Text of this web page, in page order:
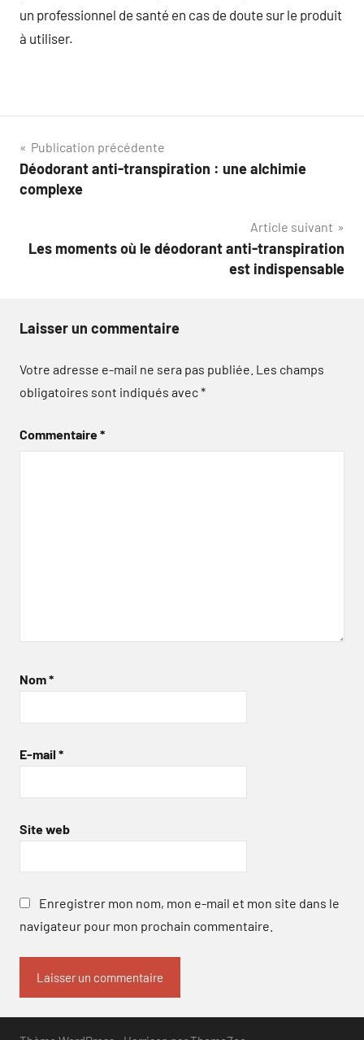
un professionnel de santé en cas de doute sur le produit
à utiliser.
Navigation
de
Publication précédente
Déodorant anti-transpiration : une alchimie
complexe
Article suivant
Les moments où le déodorant anti-transpiration
est indispensable
Laisser un commentaire
Votre adresse e-mail ne sera pas publiée. Les champs
obligatoires sont indiqués avec*
Commentaire*
Nom*
E-mail *
Site web
Enregistrer mon nom, mon e-mail et mon site dans le
navigateur pour mon prochain commentaire.